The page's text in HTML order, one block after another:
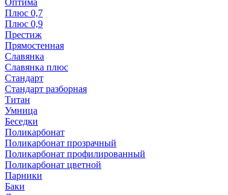
Оптима
Плюс 0,7
Плюс 0,9
Престиж
Прямостенная
Славянка
Славянка плюс
Стандарт
Стандарт разборная
Титан
Умница
Беседки
Поликарбонат
Поликарбонат прозрачный
Поликарбонат профилированный
Поликарбонат цветной
Парники
Баки